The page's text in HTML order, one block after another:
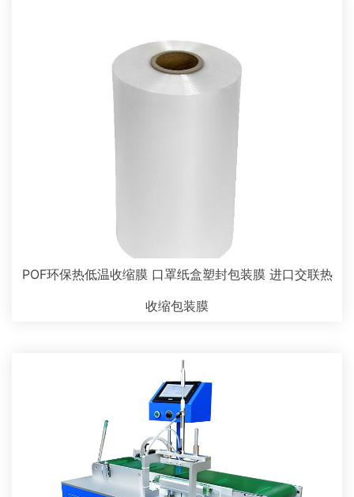
POF环保热低温收缩膜 口罩纸盒塑封包装膜 进口交联热
收缩包装膜